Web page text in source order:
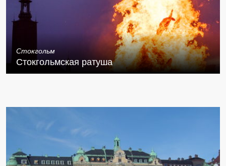
Стокгольм
Стокгольмская ратуша